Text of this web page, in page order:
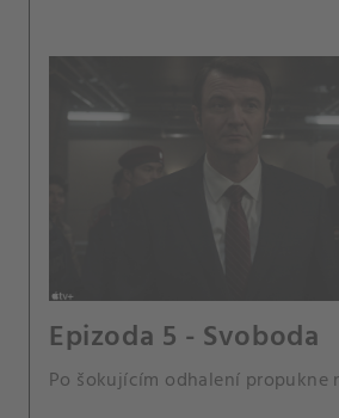
Epizoda 5 - Svoboda
Po šokujícím odhalení propukne